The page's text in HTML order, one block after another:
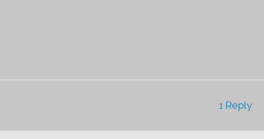
1 Reply